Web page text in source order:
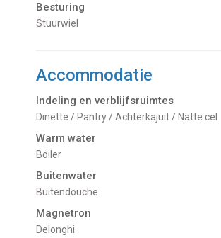
Besturing
Stuurwiel
Accommodatie
Indeling en verblijfsruimtes
Dinette / Pantry / Achterkajuit / Natte cel
Warm water
Boiler
Buitenwater
buitendouche
Magnetron
Delonghi